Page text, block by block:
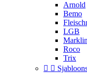
Arnold
Bemo
LGB
Marklin
Roco
Trix
 